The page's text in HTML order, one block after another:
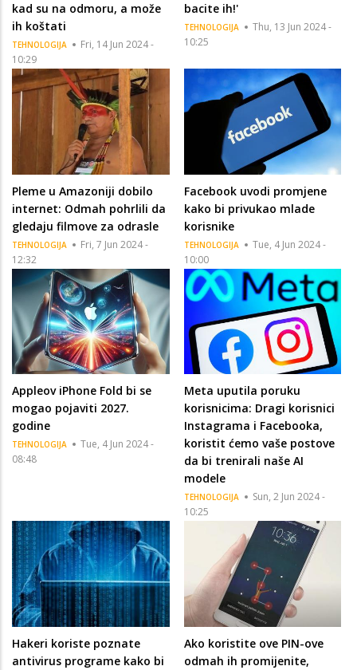
kad su na odmoru, a može
ih koštati
TEHNOLOGIJA
Fri, 14 Jun 2024 -
10:29
bacite ih!'
TEHNOLOGIJA
Thu, 13 Jun 2024 -
10:25
Pleme u Amazoniji dobilo
internet: Odmah pohrlili da
gledaju filmove za odrasle
TEHNOLOGIJA
Fri, 7 Jun 2024 -
12:32
Facebook uvodi promjene
kako bi privukao mlade
korisnike
TEHNOLOGIJA
Tue, 4 Jun 2024 -
10:00
Appleov iPhone Fold bi se
mogao pojaviti 2027.
godine
TEHNOLOGIJA
Tue, 4 Jun 2024 -
08:48
Meta uputila poruku
korisnicima: Dragi korisnici
Instagrama i Facebooka,
koristit ćemo vaše postove
da bi trenirali naše AI
modele
TEHNOLOGIJA
Sun, 2 Jun 2024 -
10:25
Hakeri koriste poznate
antivirus programe kako bi
Ako koristite ove PIN-ove
odmah ih promijenite,